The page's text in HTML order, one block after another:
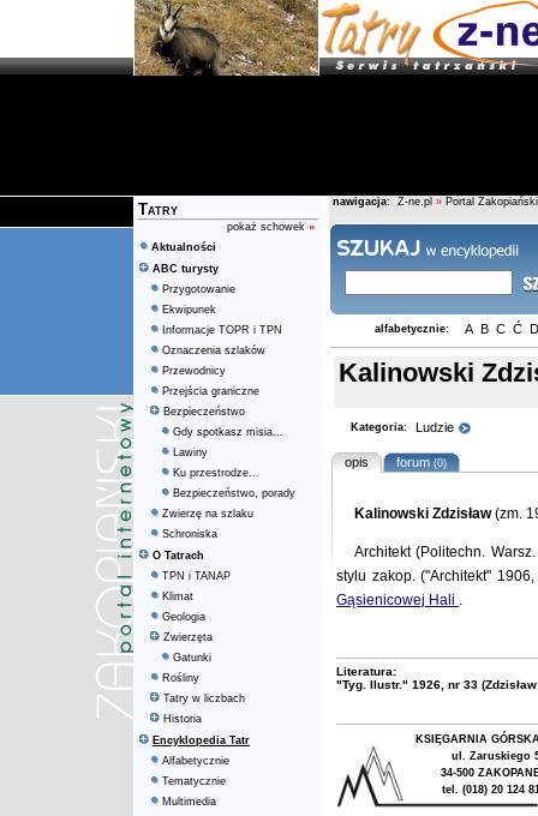
Tatry
pokaż schowek »
Aktualności
ABC turysty
Przygotowanie
Ekwipunek
Informacje TOPR i TPN
Oznaczenia szlaków
Przewodnicy
Przejścia graniczne
Bezpieczeństwo
Gdy spotkasz misia...
Lawiny
Ku przestrodze...
Bezpieczeństwo, porady
Zwierzę na szlaku
Schroniska
O Tatrach
TPN i TANAP
Klimat
Geologia
Zwierzęta
Gatunki
Rośliny
Tatry w liczbach
Historia
Encyklopedia Tatr
Alfabetycznie
Tematycznie
Multimedia
nawigacja: Z-ne.pl » Portal Zakopiański
alfabetycznie: A B C Ć D
Kalinowski
Kategoria: Ludzie
opis forum(0)
Kalinowski Zdzisław(zm.
Architekt (Politechn.
stylu zakop. ("Architekt"
Gąsienicowej Hali .
Literatura:
"Tyg. Ilustr." 1926, nr 33
KSIĘGARNIA
ul. Zaruskiego
34-500
tel. (018) 20 124